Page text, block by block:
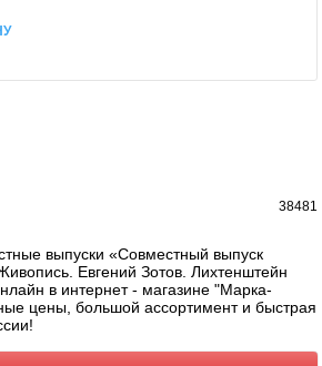
38481
выпуски «Совместный выпуск
Евгений Зотов. Лихтенштейн
в интернет - магазине "Марка-
цены, большой ассортимент и быстрая